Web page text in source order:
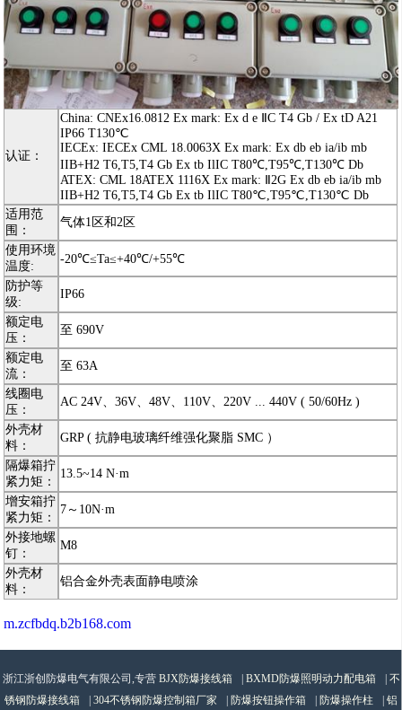
认证：
China: CNEx16.0812 Ex mark: Ex d e ⅡC T4 Gb / Ex tD A21
IP66 T130℃
IECEx: IECEx CML 18.0063X Ex mark: Ex db eb ia/ib mb
IIB+H2 T6,T5,T4 Gb Ex tb IlIC T80℃,T95℃,T130℃ Db
ATEX: CML 18ATEX 1116X Ex mark: Ⅱ2G Ex db eb ia/ib mb
IIB+H2 T6,T5,T4 Gb Ex tb IlIC T80℃,T95℃,T130℃ Db
适用范
围：
气体1区和2区
使用环境
温度:
-20℃≤Ta≤+40℃/+55℃
防护等
级:
IP66
额定电
压：
至 690V
额定电
流：
至 63A
线圈电
压：
AC 24V、36V、48V、110V、220V ... 440V ( 50/60Hz )
外壳材
料：
GRP ( 抗静电玻璃纤维强化聚脂 SMC ）
隔爆箱拧
紧力矩：
13.5~14 N·m
增安箱拧
紧力矩：
7～10N·m
外接地螺
钉：
M8
外壳材
料：
铝合金外壳表面静电喷涂
m.zcfbdq.b2b168.com
浙江浙创防爆电气有限公司,专营 BJX防爆接线箱 BXMD防爆照明动力配电箱
不
锈钢防爆接线箱
304不锈钢防爆控制箱厂家 防爆按钮操作箱 防爆操作柱 铝